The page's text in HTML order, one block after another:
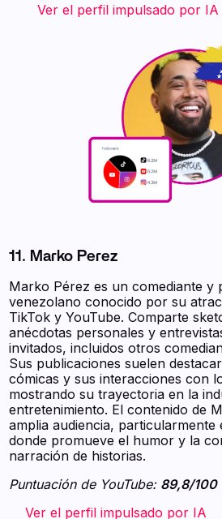
Ver el perfil impulsado por IA
11. Marko Perez
Marko Pérez es un comediante y
venezolano conocido por su
TikTok y YouTube. Comparte
anécdotas personales y
invitados, incluidos otros
Sus publicaciones suelen
cómicas y sus interacciones con
mostrando su trayectoria en la
entretenimiento. El contenido de
amplia audiencia, particularmente
donde promueve el humor y la
narración de historias.
Puntuación de YouTube: 89,8/100
‍ ‍ ‍ ‍ Ver el perfil impulsado por IA ‍ ‍ ‍